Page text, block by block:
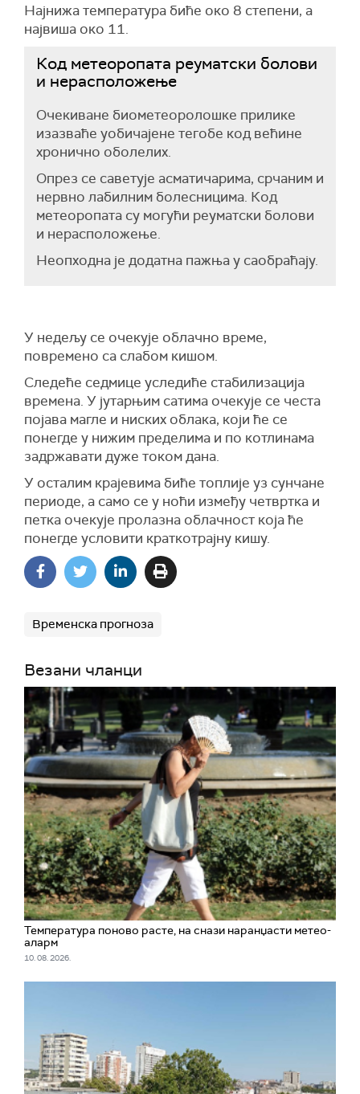
Најнижа температура биће око 8 степени, а
највиша око 11.
Код метеоропата реуматски болови
и нерасположење
Очекиване биометеоролошке прилике
изазваће уобичајене тегобе код већине
хронично оболелих.
Опрез се саветује асматичарима, срчаним и
нервно лабилним болесницима. Код
метеоропата су могући реуматски болови
и нерасположење.
Неопходна је додатна пажња у саобраћају.
У недељу се очекује облачно време,
повремено са слабом кишом.
Следеће седмице уследиће стабилизација
времена. У јутарњим сатима очекује се честа
појава магле и ниских облака, који ће се
понегде у нижим пределима и по котлинама
задржавати дуже током дана.
У осталим крајевима биће топлије уз сунчане
периоде, а само се у ноћи између четвртка и
петка очекује пролазна облачност која ће
понегде условити краткотрајну кишу.
Временска прогноза
Везани чланци
Температура поново расте, на снази наранџасти метео-
аларм
10. 08. 2026.